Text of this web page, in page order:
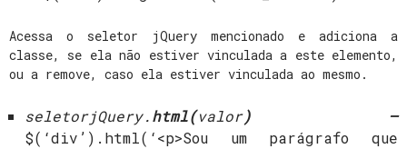
Acessa o seletor jQuery mencionado e adiciona a
classe, se ela não estiver vinculada a este elemento,
ou a remove, caso ela estiver vinculada ao mesmo.
seletorjQuery.html(valor) –
$(‘div’).html(‘<p>Sou um parágrafo que